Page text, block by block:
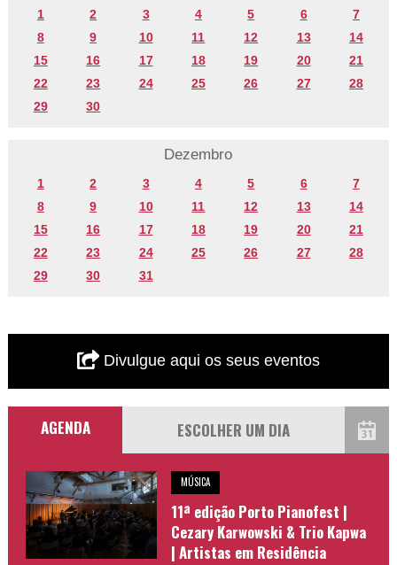
1 2 3 4 5 6
7
8
9 10 11 12 13
14
15
16 17 18 19 20
21
22
23 24 25 26 27
28
29
30
Dezembro
1 2 3 4 5 6
7
8
9 10 11 12 13
14
15
16 17 18 19 20
21
22
23 24 25 26 27
28
29
30 31
Divulgue aqui os seus eventos
AGENDA
MÚSICA
11ª edição Porto Pianofest |
Cezary Karwowski & Trio Kapwa
| Artistas em Residência